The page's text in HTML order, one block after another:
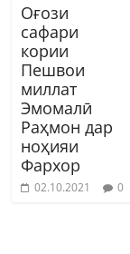
Оғози
сафари
кории
Пешвои
миллат
Эмомалӣ
Раҳмон дар
ноҳияи
Фархор
02.10.2021 0